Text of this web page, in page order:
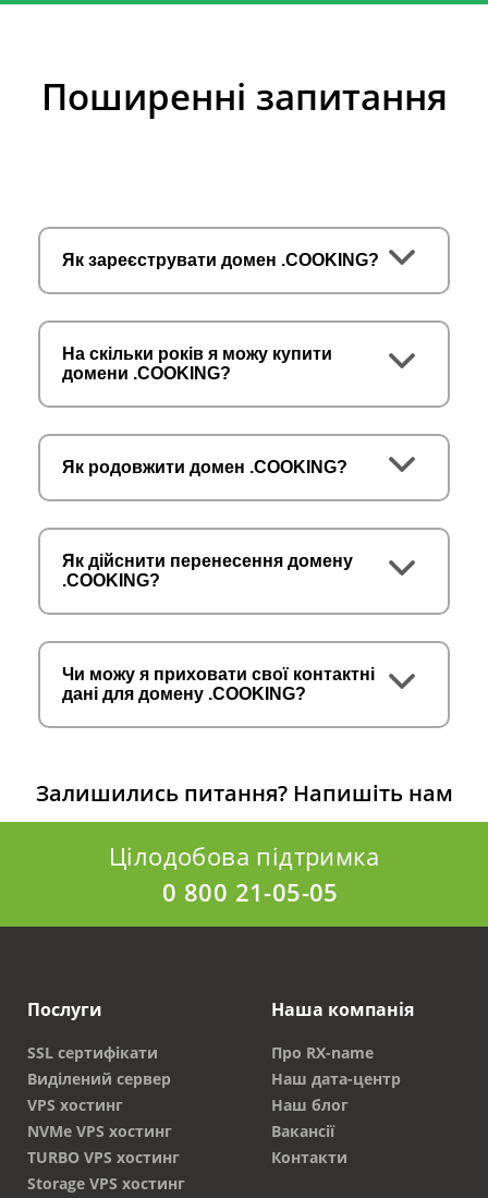
Поширенні запитання
Як зареєструвати домен .COOKING?
На скільки років я можу купити
домени .COOKING?
Як родовжити домен .COOKING?
Як дійснити перенесення домену
.COOKING?
Чи можу я приховати свої контактні
дані для домену .COOKING?
Залишились питання? Напишіть нам
Цілодобова підтримка
0 800 21-05-05
Послуги
SSL сертифікати
Виділений сервер
VPS хостинг
NVMe VPS хостинг
TURBO VPS хостинг
Storage VPS хостинг
Наша компанія
Про RX-name
Наш дата-центр
Наш блог
Вакансії
Контакти